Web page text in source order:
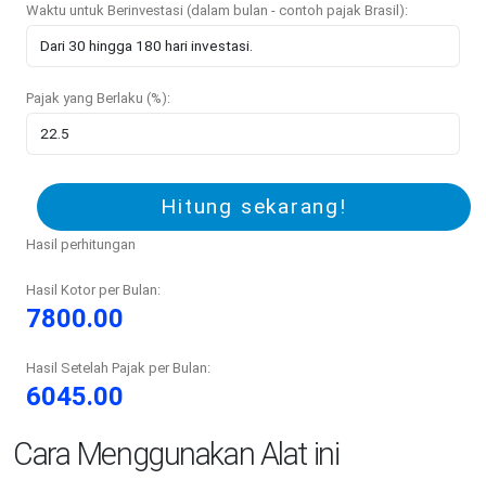
Waktu untuk Berinvestasi (dalam bulan - contoh pajak Brasil):
Pajak yang Berlaku (%):
Hitung sekarang!
Hasil perhitungan
Hasil Kotor per Bulan:
7800.00
Hasil Setelah Pajak per Bulan:
6045.00
Cara Menggunakan Alat ini